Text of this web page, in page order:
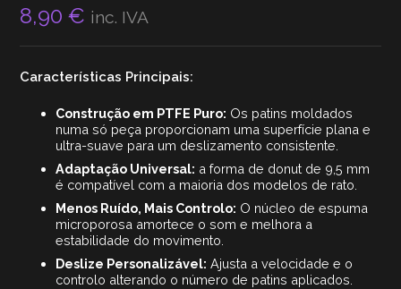
8,90€ inc. IVA
Características Principais:
Construção em PTFE Puro: Os patins moldados
numa só peça proporcionam uma superfície plana e
ultra-suave para um deslizamento consistente.
Adaptação Universal: a forma de donut de 9,5 mm
é compatível com a maioria dos modelos de rato.
Menos Ruído, Mais Controlo: O núcleo de espuma
microporosa amortece o som e melhora a
estabilidade do movimento.
Deslize Personalizável: Ajusta a velocidade e o
controlo alterando o número de patins aplicados.